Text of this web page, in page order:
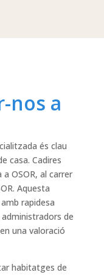
nos a
és clau
casa. Cadires
OSOR, al carrer
Aquesta
rapidesa
de
una valoració
habitatges de